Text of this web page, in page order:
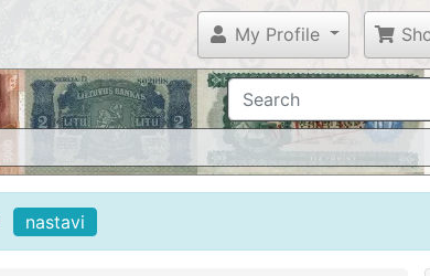
My Profile
nastavi